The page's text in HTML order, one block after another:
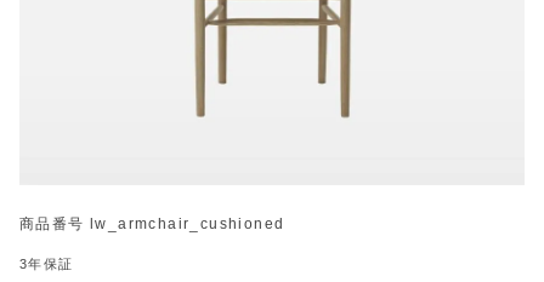
商品番号 lw_armchair_cushioned
3年保証